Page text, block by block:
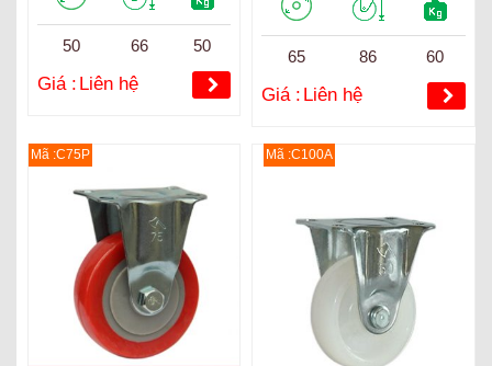
50 66 50
Giá : Liên hệ
65 86 60
Giá : Liên hệ
Mã :C75P Mã :C100A